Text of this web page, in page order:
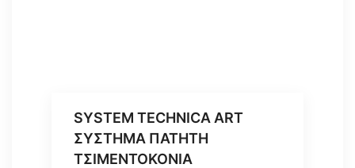
SYSTEM TECHNICA ART
ΣΥΣΤΗΜΑ ΠΑΤΗΤΗ
ΤΣΙΜΕΝΤΟΚΟΝΙΑ